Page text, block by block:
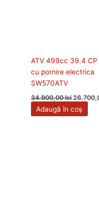
ATV 499cc 39.4
cu pornire electrica
SW570ATV
34.900,00lei
Adaugă în coș